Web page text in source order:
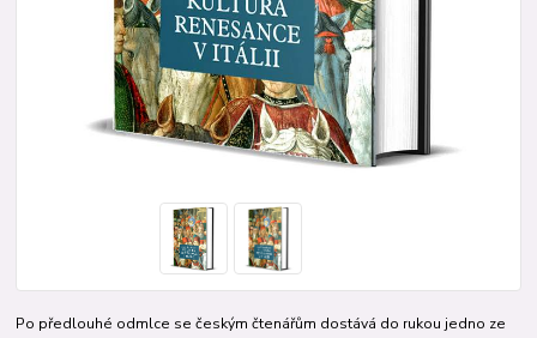
Po předlouhé odmlce se českým čtenářům dostává do rukou jedno ze